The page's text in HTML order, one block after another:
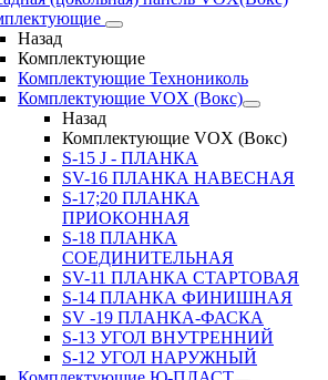
Назад
Комплектующие
Комплектующие Технониколь
Комплектующие VOX (Вокс)
Назад
Комплектующие VOX (Вокс)
S-15 J - ПЛАНКА
SV-16 ПЛАНКА НАВЕСНАЯ
S-17;20 ПЛАНКА
ПРИОКОННАЯ
S-18 ПЛАНКА
СОЕДИНИТЕЛЬНАЯ
SV-11 ПЛАНКА СТАРТОВАЯ
S-14 ПЛАНКА ФИНИШНАЯ
SV -19 ПЛАНКА-ФАСКА
S-13 УГОЛ ВНУТРЕННИЙ
S-12 УГОЛ НАРУЖНЫЙ